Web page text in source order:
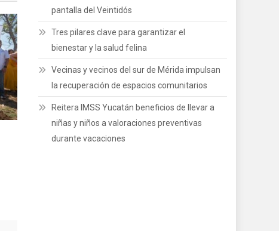
pantalla del Veintidós
Tres pilares clave para garantizar el
bienestar y la salud felina
Vecinas y vecinos del sur de Mérida impulsan
la recuperación de espacios comunitarios
Reitera IMSS Yucatán beneficios de llevar a
niñas y niños a valoraciones preventivas
durante vacaciones